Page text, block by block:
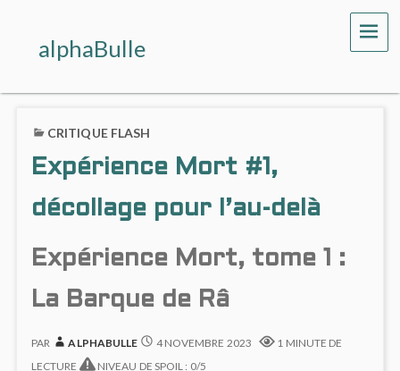
alphaBulle
CRITIQUE FLASH
Expérience Mort #1,
décollage pour l’au-delà
Expérience Mort, tome 1 :
La Barque de Râ
PAR ALPHABULLE 4 NOVEMBRE 2023
1 MINUTE DE
LECTURE
NIVEAU DE SPOIL : 0/5